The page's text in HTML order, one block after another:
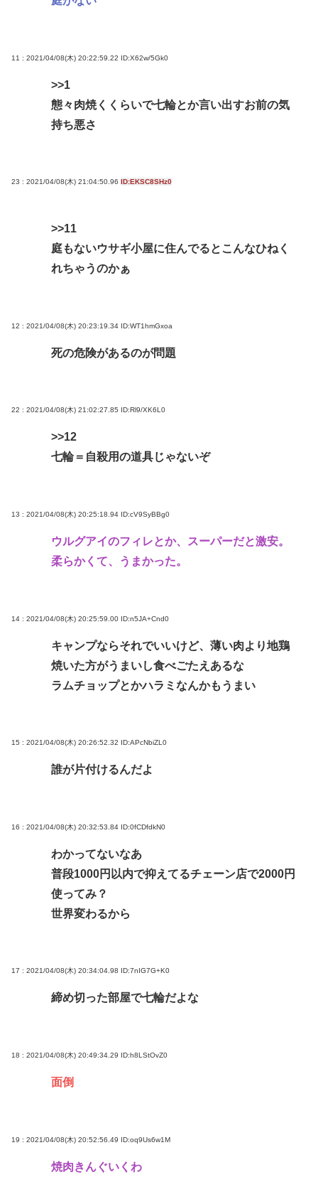
11 : 2021/04/08(木) 20:22:59.22 ID:X62w/5Gk0
>>1
態々肉焼くくらいで七輪とか言い出すお前の気
持ち悪さ
23 : 2021/04/08(木) 21:04:50.96 ID:EKSC8SHz0
>>11
庭もないウサギ小屋に住んでるとこんなひねく
れちゃうのかぁ
12 : 2021/04/08(木) 20:23:19.34 ID:WT1hmGxoa
死の危険があるのが問題
22 : 2021/04/08(木) 21:02:27.85 ID:Rl9/XK6L0
>>12
七輪＝自殺用の道具じゃないぞ
13 : 2021/04/08(木) 20:25:18.94 ID:cV9SyBBg0
ウルグアイのフィレとか、スーパーだと激安。
柔らかくて、うまかった。
14 : 2021/04/08(木) 20:25:59.00 ID:n5JA+Cnd0
キャンプならそれでいいけど、薄い肉より地鶏
焼いた方がうまいし食べごたえあるな
ラムチョップとかハラミなんかもうまい
15 : 2021/04/08(木) 20:26:52.32 ID:APcNbiZL0
誰が片付けるんだよ
16 : 2021/04/08(木) 20:32:53.84 ID:0fCDfdkN0
わかってないなあ
普段1000円以内で抑えてるチェーン店で2000円
使ってみ？
世界変わるから
17 : 2021/04/08(木) 20:34:04.98 ID:7nIG7G+K0
締め切った部屋で七輪だよな
18 : 2021/04/08(木) 20:49:34.29 ID:h8LStOvZ0
面倒
19 : 2021/04/08(木) 20:52:56.49 ID:oq9Us6w1M
焼肉きんぐいくわ